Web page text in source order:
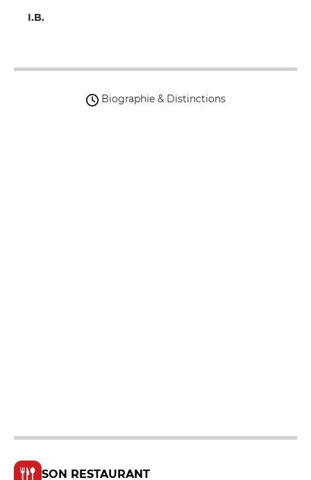
I.B.
Biographie & Distinctions
SON RESTAURANT